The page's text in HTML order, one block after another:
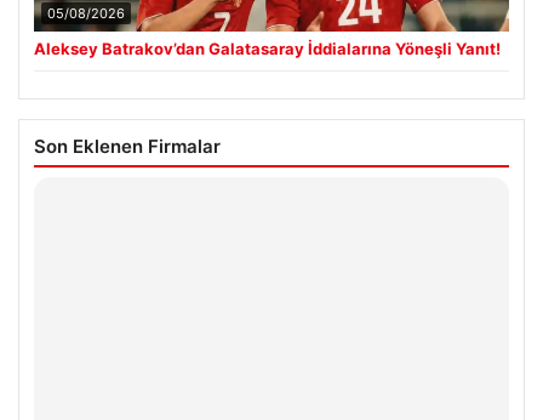
05/08/2026
Aleksey Batrakov’dan Galatasaray İddialarına Yöneşli Yanıt!
Son Eklenen Firmalar